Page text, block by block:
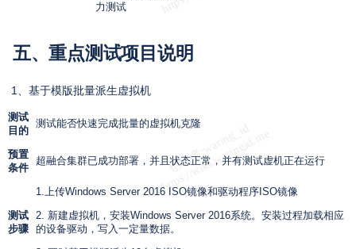
力测试
五、重点测试项目说明
1、基于模版批量派生虚拟机
测试
目的
测试能否快速完成批量的虚拟机克隆
预置
条件
超融合集群已成功部署，并且状态正常，并有测试虚机正在运行
测试
步骤
1.上传Windows Server 2016 ISO镜像和驱动程序ISO镜像
2. 新建虚拟机，安装Windows Server 2016系统。安装过程加载相应
的设备驱动，写入一定量数据。